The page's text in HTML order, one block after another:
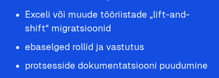
Exceli või muude tööriistade „lift-and-
shift“ migratsioonid
ebaselged rollid ja vastutus
protsesside dokumentatsiooni puudumine